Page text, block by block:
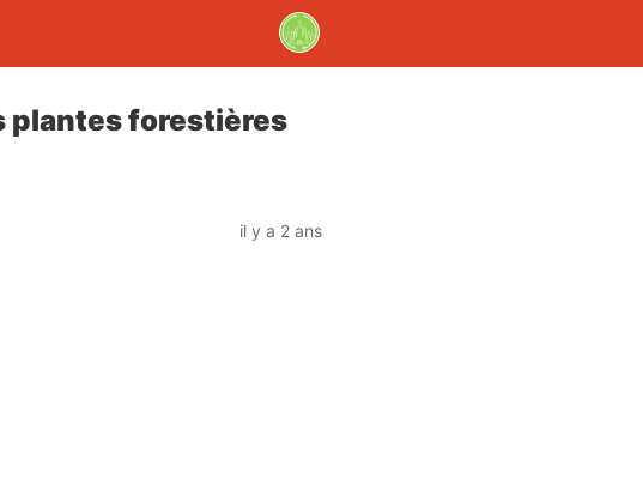
plantes forestières
il y a 2 ans